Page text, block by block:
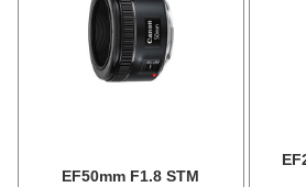
EF50mm F1.8 STM